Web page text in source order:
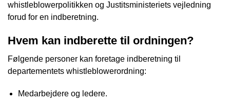
whistleblowerpolitikken og Justitsministeriets vejledning
forud for en indberetning.
Hvem kan indberette til ordningen?
Følgende personer kan foretage indberetning til
departementets whistleblowerordning:
Medarbejdere og ledere.